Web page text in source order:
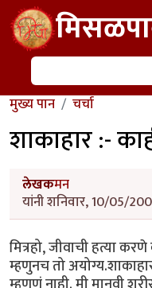
Skip to main content
शोध
मुख्य पान चर्चा
शाकाहार :-
लेखकमन
यांनी शनिवार, 10/05/
मित्रहो, जीवाची हत्या
म्हणुनच तो